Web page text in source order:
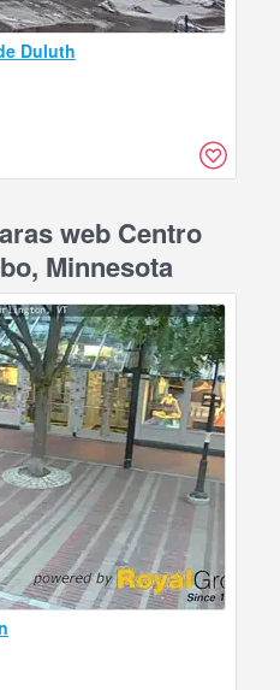
Duluth
web Centro
Minnesota